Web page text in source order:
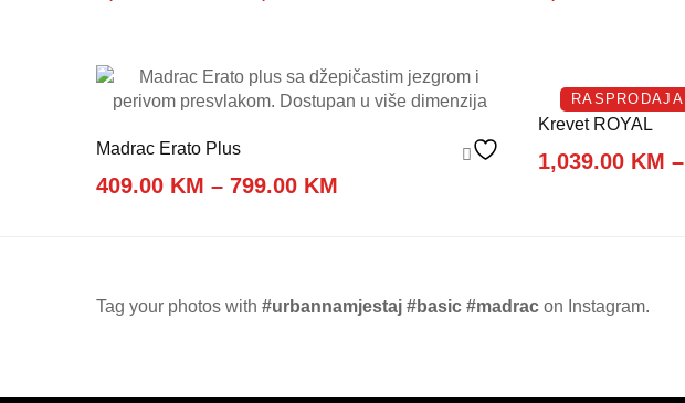
1,695.00 KM
Madrac Erato Plus
409.00 KM – 799.00 KM
RASPRODAJA
Krevet ROYAL
1,039.00 KM –
Tag your photos with #urbannamjestaj #basic #madrac on Instagram.